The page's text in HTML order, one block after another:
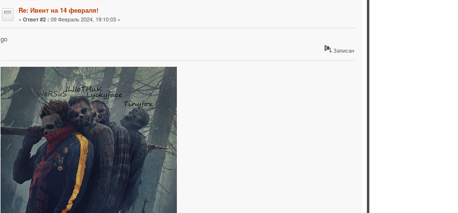
Re: Ивент на 14 февраля!
« Ответ #2 : 09 Февраль 2024, 19:10:03 »
go
Записан